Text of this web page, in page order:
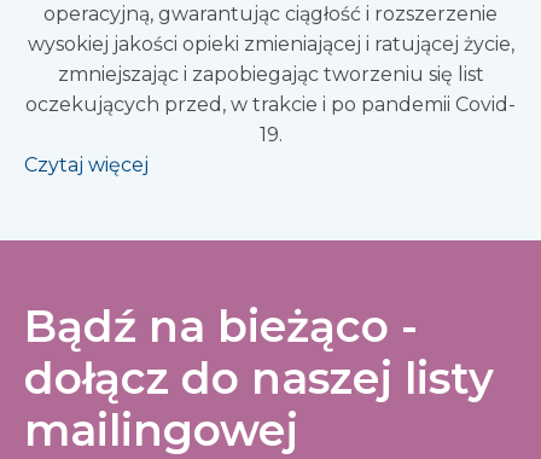
operacyjną, gwarantując ciągłość i rozszerzenie
wysokiej jakości opieki zmieniającej i ratującej życie,
zmniejszając i zapobiegając tworzeniu się list
oczekujących przed, w trakcie i po pandemii Covid-
19.
Czytaj więcej
Bądź na bieżąco -
dołącz do naszej listy
mailingowej